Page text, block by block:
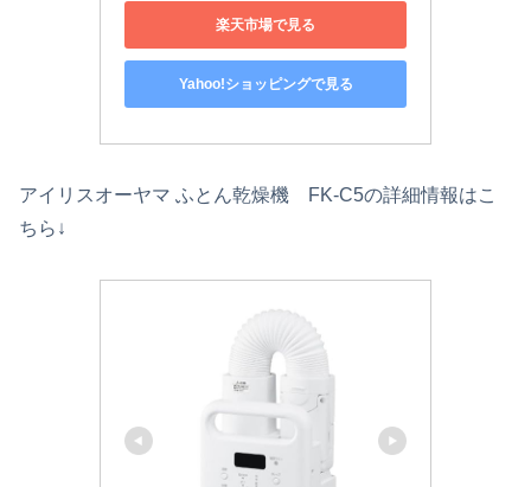
楽天市場で見る
Yahoo!ショッピングで見る
アイリスオーヤマ ふとん乾燥機 FK-C5の詳細情報はこ
ちら↓